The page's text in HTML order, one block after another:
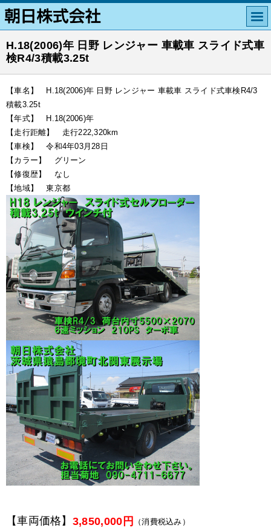
H.18(2006)年 日野 レンジャー 車載車 スライド式車
検R4/3積載3.25t
【車名】 H.18(2006)年 日野 レンジャー 車載車 スライド式車検R4/3
積載3.25t
【年式】 H.18(2006)年
【走行距離】 走行222,320km
【車検】 令和4年03月28日
【カラー】 グリーン
【修復歴】 なし
【地域】 東京都
【車両価格】 3,850,000円 （消費税込み）